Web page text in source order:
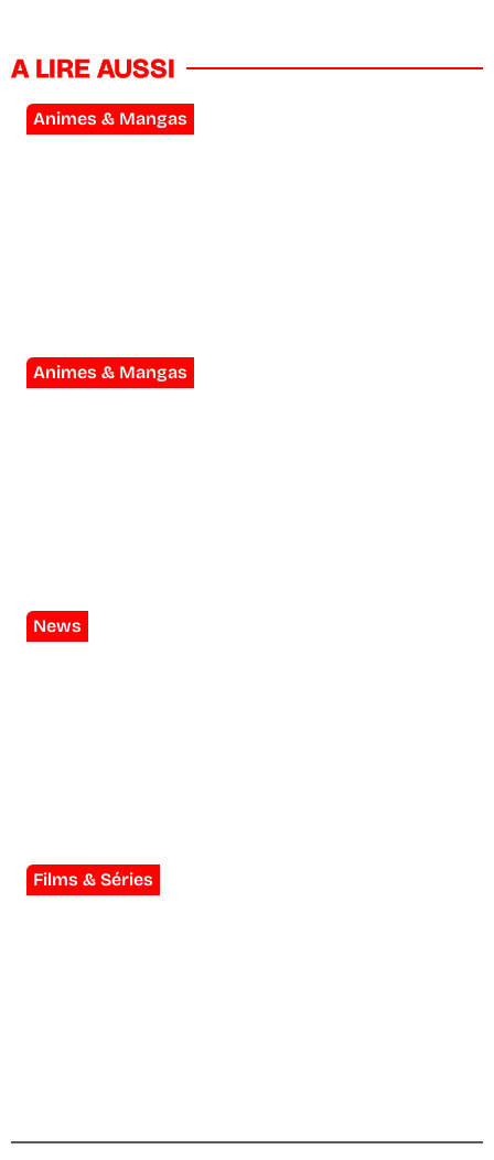
A LIRE AUSSI
Animes & Mangas
Animes & Mangas
News
Films & Séries